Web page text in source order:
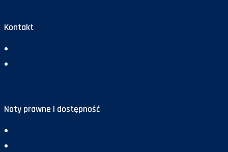
Kontakt
Noty prawne i dostępność